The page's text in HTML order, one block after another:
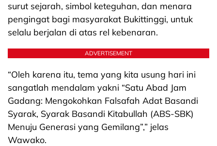
surut sejarah, simbol keteguhan, dan menara
pengingat bagi masyarakat Bukittinggi, untuk
selalu berjalan di atas rel kebenaran.
ADVERTISEMENT
“Oleh karena itu, tema yang kita usung hari ini
sangatlah mendalam yakni “Satu Abad Jam
Gadang: Mengokohkan Falsafah Adat Basandi
Syarak, Syarak Basandi Kitabullah (ABS-SBK)
Menuju Generasi yang Gemilang”,” jelas
Wawako.